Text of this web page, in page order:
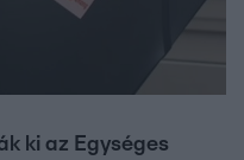
ki az Egységes